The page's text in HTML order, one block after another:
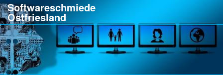
Softwareschmiede
Ostfriesland